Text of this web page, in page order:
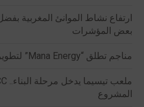
ارتفاع نشاط الموانئ المغربية
بعض المؤشرات
مناجم تطلق “Mana Energy” لتطوير الطاقة
المشروع